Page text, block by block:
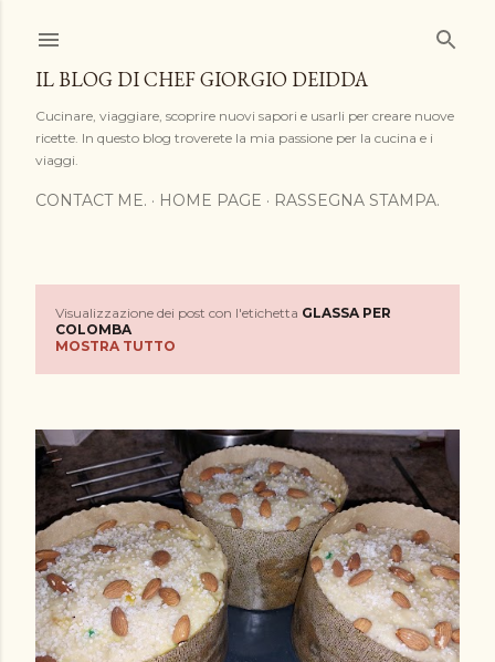
IL BLOG DI CHEF GIORGIO DEIDDA
Cucinare, viaggiare, scoprire nuovi sapori e usarli per creare nuove
ricette. In questo blog troverete la mia passione per la cucina e i
viaggi.
CONTACT ME. HOME PAGE RASSEGNA STAMPA.
o
s
t
Visualizzazione dei post con l'etichetta GLASSA PER
COLOMBA
MOSTRA TUTTO